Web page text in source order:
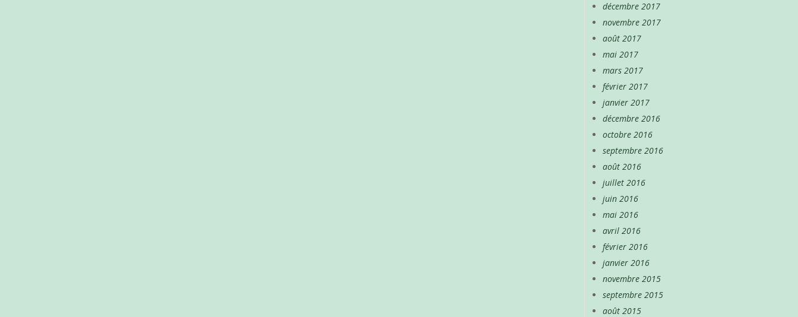
décembre 2017
novembre 2017
août 2017
mai 2017
mars 2017
février 2017
janvier 2017
décembre 2016
octobre 2016
septembre 2016
août 2016
juillet 2016
juin 2016
mai 2016
avril 2016
février 2016
janvier 2016
novembre 2015
septembre 2015
août 2015